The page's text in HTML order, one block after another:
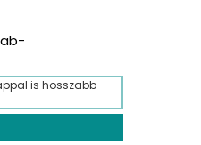
is hosszabb